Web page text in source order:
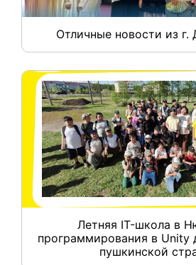
Отличные новости из г.
Летняя IT-школа в
программирования в Unity
пушкинской